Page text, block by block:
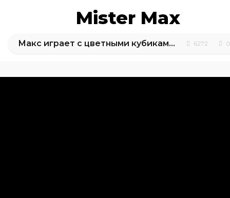
Mister Max
Макс играет с цветными кубиками и учит буквы 6272